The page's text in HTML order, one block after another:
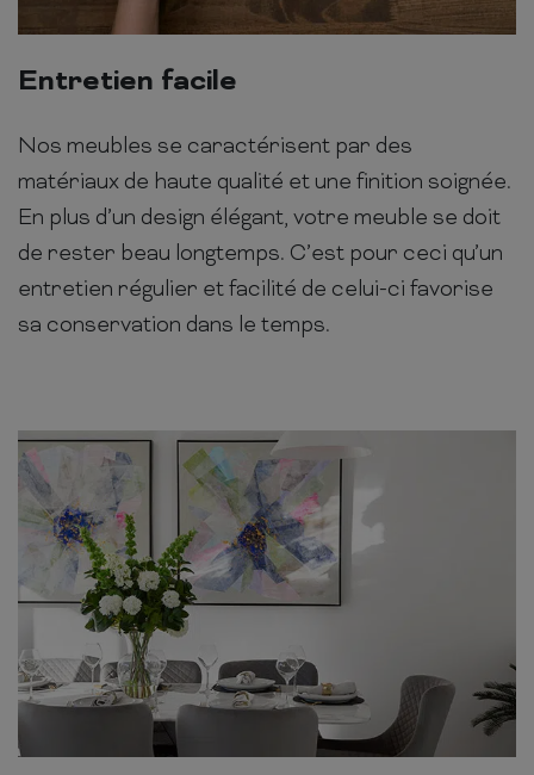
Entretien facile
Nos meubles se caractérisent par des
matériaux de haute qualité et une finition soignée.
En plus d’un design élégant, votre meuble se doit
de rester beau longtemps. C’est pour ceci qu’un
entretien régulier et facilité de celui-ci favorise
sa conservation dans le temps.